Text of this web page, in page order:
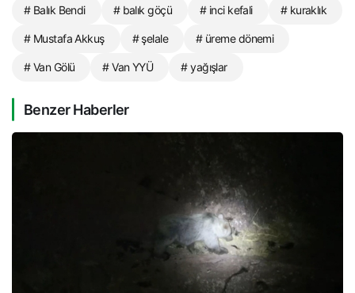
# Balık Bendi # balık göçü # inci kefali # kuraklık
# Mustafa Akkuş # şelale # üreme dönemi
# Van Gölü # Van YYÜ # yağışlar
Benzer Haberler